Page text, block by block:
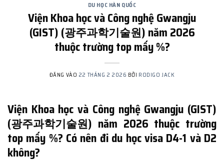
DU HỌC HÀN QUỐC
Viện Khoa học và Công nghệ Gwangju
(GIST) (광주과학기술원) năm 2026
thuộc trường top mấy %?
ĐĂNG VÀO 22 THÁNG 2 2026 BỞI RODIGO JACK
Viện Khoa học và Công nghệ Gwangju (GIST)
(광주과학기술원) năm 2026 thuộc trường
top mấy %? Có nên đi du học visa D4-1 và D2
không?